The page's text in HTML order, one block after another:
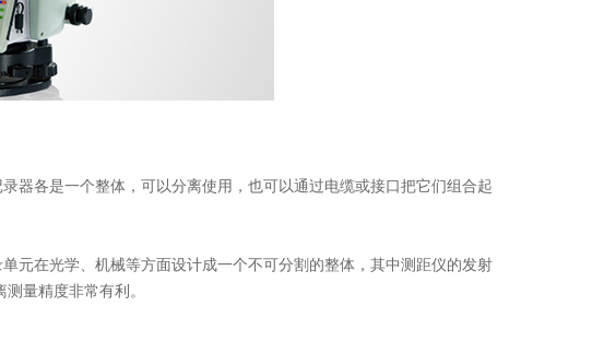
器各是一个整体，可以分离使用，也可以通过电缆或接口把它们组合起
元在光学、机械等方面设计成一个不可分割的整体，其中测距仪的发射
量精度非常有利。